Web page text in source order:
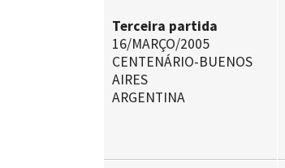
Terceira partida
16/MARÇO/2005
CENTENÁRIO-BUENOS
AIRES
ARGENTINA